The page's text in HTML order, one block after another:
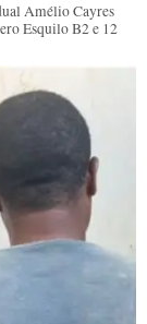
Amélio Cayres
Esquilo B2 e 12